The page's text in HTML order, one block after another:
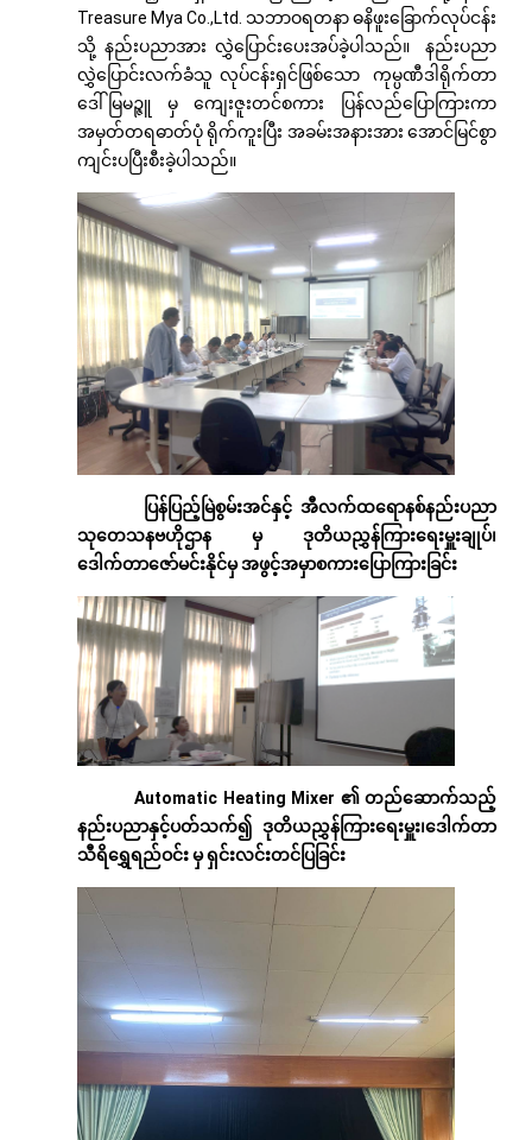
Treasure Mya Co.,Ltd. သဘာဝရတနာ ဓနိဖူးခြောက်လုပ်ငန်း
သို့ နည်းပညာအား လွှဲပြောင်းပေးအပ်ခဲ့ပါသည်။ နည်းပညာ
လွှဲပြောင်းလက်ခံသူ လုပ်ငန်းရှင်ဖြစ်သော ကုမ္ပဏီဒါရိုက်တာ
ဒေါ်မြမဉ္ဇူ မှ ကျေးဇူးတင်စကား ပြန်လည်ပြောကြားကာ
အမှတ်တရဓာတ်ပုံ ရိုက်ကူးပြီး အခမ်းအနားအား အောင်မြင်စွာ
ကျင်းပပြီးစီးခဲ့ပါသည်။
ပြန်ပြည့်မြဲစွမ်းအင်နှင့် အီလက်ထရောနစ်နည်းပညာ
သုတေသနဗဟိုဌာန
မှ
ဒုတိယညွှန်ကြားရေးမှူးချုပ်၊
ဒေါက်တာဇော်မင်းနိုင်မှအဖွင့်အမှာစကားပြောကြားခြင်း
Automatic Heating Mixer ၏ တည်ဆောက်သည့်
နည်းပညာနှင့်ပတ်သက်၍ ဒုတိယညွှန်ကြားရေးမှူး၊ဒေါက်တာ
သီရိရွှေရည်ဝင်းမှရှင်းလင်းတင်ပြခြင်း